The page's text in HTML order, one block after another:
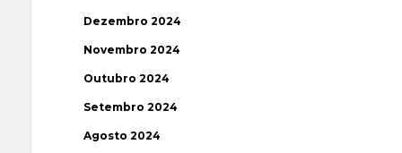
Dezembro 2024
Novembro 2024
Outubro 2024
Setembro 2024
Agosto 2024